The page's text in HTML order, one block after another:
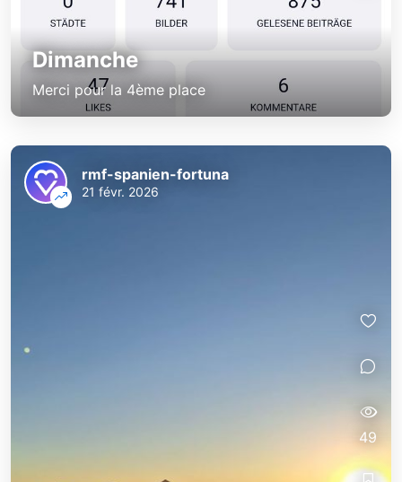
Dimanche
Merci pour la 4ème place
rmf-spanien-fortuna
21 févr. 2026
49